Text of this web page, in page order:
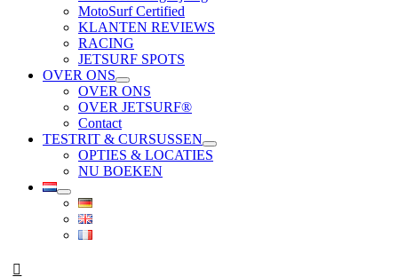
MotoSurf Certified
KLANTEN REVIEWS
RACING
JETSURF SPOTS
OVER ONS
OVER ONS
OVER JETSURF®
Contact
TESTRIT & CURSUSSEN
OPTIES & LOCATIES
NU BOEKEN